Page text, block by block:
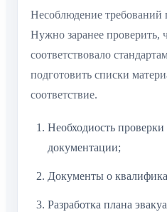
Несоблюдение требований
Нужно заранее проверить,
соответствовало
подготовить списки
соответствие.
Необходиость
документации;
Документы о
Разработка плана